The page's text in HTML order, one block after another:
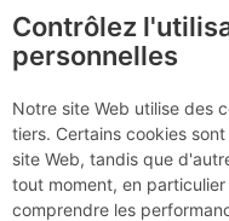
Grande
Brevoort :
2017
Contrôlez
personnelles
Notre site Web utilise des
tiers. Certains cookies
site Web, tandis que
tout moment, en
comprendre les